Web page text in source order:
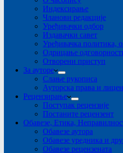
Индексирање
Чланови редакције
Уређивачки одбор
Издавачки савет
Уређивачка политика,
Одрицање
Отворени приступ
За ауторе
Слање рукописа
Ауторска права и
Рецензирање
Поступак рецензије
Постаните рецензент
Обавезе, Етика,
Обавезе аутора
Обавезе уредника и
Обавезе рецензената